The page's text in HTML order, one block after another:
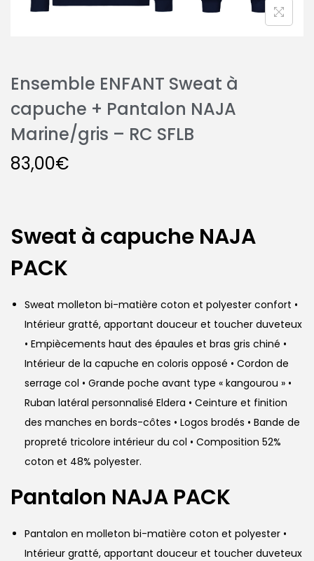
Ensemble ENFANT Sweat à
capuche + Pantalon NAJA
Marine/gris – RC SFLB
83,00€
Sweat à capuche NAJA
PACK
Sweat molleton bi-matière coton et polyester confort •
Intérieur gratté, apportant douceur et toucher duveteux
• Empiècements haut des épaules et bras gris chiné •
Intérieur de la capuche en coloris opposé • Cordon de
serrage col • Grande poche avant type « kangourou » •
Ruban latéral personnalisé Eldera • Ceinture et finition
des manches en bords-côtes • Logos brodés • Bande de
propreté tricolore intérieur du col • Composition 52%
coton et 48% polyester.
Pantalon NAJA PACK
Pantalon en molleton bi-matière coton et polyester •
Intérieur gratté, apportant douceur et toucher duveteux